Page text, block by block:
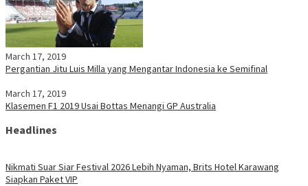
March 17, 2019
Pergantian Jitu Luis Milla yang Mengantar Indonesia ke Semifinal
March 17, 2019
Klasemen F1 2019 Usai Bottas Menangi GP Australia
Headlines
Nikmati Suar Siar Festival 2026 Lebih Nyaman, Brits Hotel Karawang
Siapkan Paket VIP